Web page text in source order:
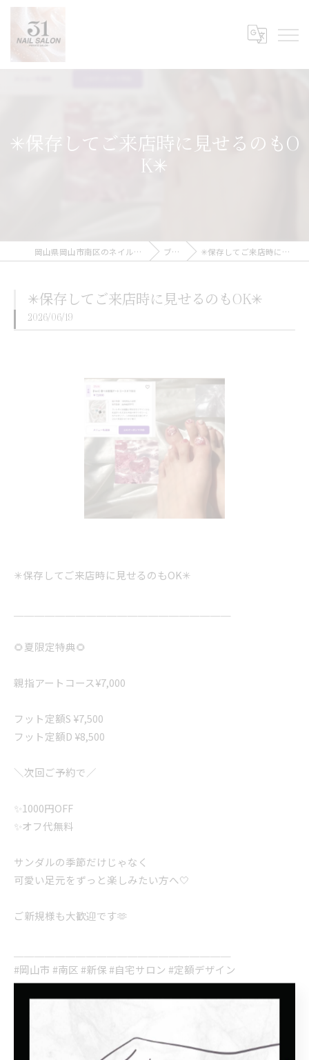
✳︎保存してご来店時に見せるのもO
K✳︎
岡山県岡山市南区のネイルなら31Nail Salon ブログ ✳︎保存してご来店時に見せるのもOK✳︎
✳︎保存してご来店時に見せるのもOK✳︎
2026/06/19
✳︎保存してご来店時に見せるのもOK✳︎
🌻夏限定特典🌻
親指アートコース¥7,000
フット定額S ¥7,500
フット定額D ¥8,500
＼次回ご予約で／
✨1000円OFF
✨オフ代無料
サンダルの季節だけじゃなく
可愛い足元をずっと楽しみたい方へ🤍
ご新規様も大歓迎です🫶
#岡山市 #南区 #新保 #自宅サロン #定額デザイン